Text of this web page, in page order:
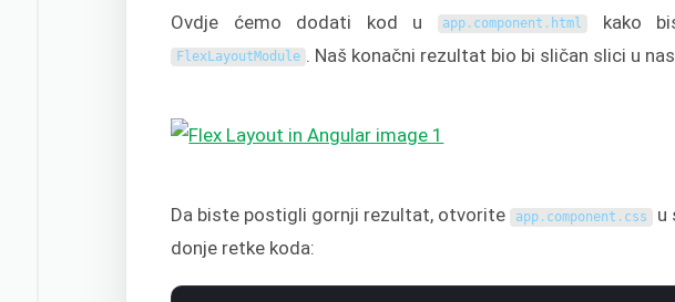
Ovdje ćemo dodati kod u app . component . html kako
FlexLayoutModule . Naš konačni rezultat bio bi sličan slici u
Da biste postigli gornji rezultat, otvorite app . component . css u
donje retke koda: